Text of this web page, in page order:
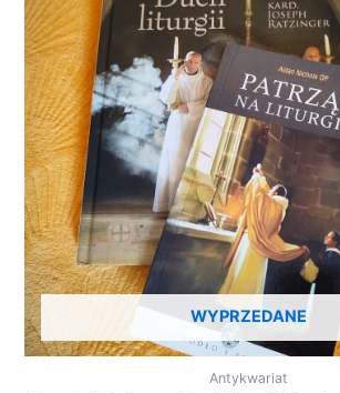
WYPRZEDANE
Antykwariat